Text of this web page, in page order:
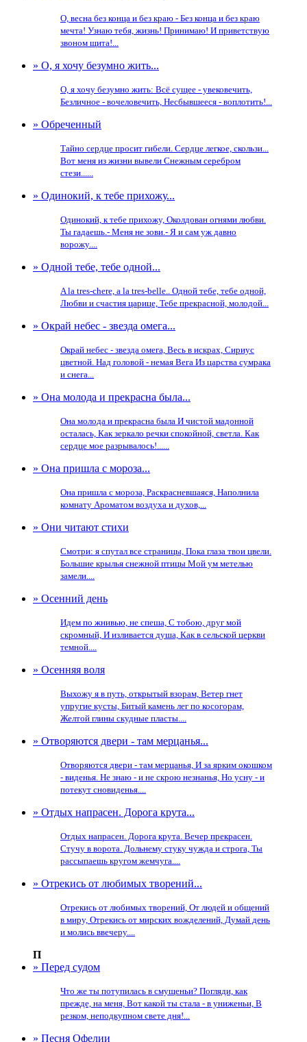
О, весна без конца и без краю - Без конца и без краю
мечта! Узнаю тебя, жизнь! Принимаю! И приветствую
звоном щита!...
» О, я хочу безумно жить...
О, я хочу безумно жить: Всё сущее - увековечить,
Безличное - вочеловечить, Несбывшееся - воплотить!...
» Обреченный
Тайно сердце просит гибели. Сердце легкое, скользи...
Вот меня из жизни вывели Снежным серебром
стези......
» Одинокий, к тебе прихожу...
Одинокий, к тебе прихожу, Околдован огнями любви.
Ты гадаешь.- Меня не зови.- Я и сам уж давно
ворожу....
» Одной тебе, тебе одной...
A la tres-chere, a la tres-belle.. Одной тебе, тебе одной,
Любви и счастия царице, Тебе прекрасной, молодой...
» Окрай небес - звезда омега...
Окрай небес - звезда омега, Весь в искрах, Сириус
цветной. Над головой - немая Вега Из царства сумрака
и снега...
» Она молода и прекрасна была...
Она молода и прекрасна была И чистой мадонной
осталась, Как зеркало речки спокойной, светла. Как
сердце мое разрывалось!......
» Она пришла с мороза...
Она пришла с мороза, Раскрасневшаяся, Наполнила
комнату Ароматом воздуха и духов,...
» Они читают стихи
Смотри: я спутал все страницы, Пока глаза твои цвели.
Большие крылья снежной птицы Мой ум метелью
замели....
» Осенний день
Идем по жнивью, не спеша, С тобою, друг мой
скромный, И изливается душа, Как в сельской церкви
темной....
» Осенняя воля
Выхожу я в путь, открытый взорам, Ветер гнет
упругие кусты, Битый камень лег по косогорам,
Желтой глины скудные пласты....
» Отворяются двери - там мерцанья...
Отворяются двери - там мерцанья, И за ярким окошком
- виденья. Не знаю - и не скрою незнанья, Но усну - и
потекут сновиденья....
» Отдых напрасен. Дорога крута...
Отдых напрасен. Дорога крута. Вечер прекрасен.
Стучу в ворота. Дольнему стуку чужда и строга, Ты
рассыпаешь кругом жемчуга....
» Отрекись от любимых творений...
Отрекись от любимых творений, От людей и общений
в миру, Отрекись от мирских вожделений, Думай день
и молись ввечеру....
П
» Перед судом
Что же ты потупилась в смущеньи? Погляди, как
прежде, на меня, Вот какой ты стала - в униженьи, В
резком, неподкупном свете дня!...
» Песня Офелии